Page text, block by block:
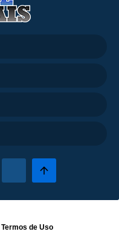
Termos de Uso